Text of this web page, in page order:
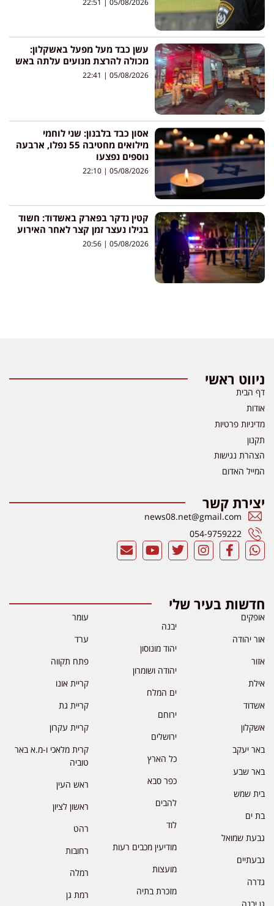
05/08/2026
עשן כבד מעל מפעל באשקלון:
מכולה להרצת מנועים עלתה באש
05/08/2026
אסון כבד בלבנון: שני לוחמי
מילואים מחטיבה 55 נפלו, ארבעה
נוספים נפצעו
05/08/2026
קטין נדקר בפארק באשדוד: חשוד
בגילו נעצר זמן קצר לאחר האירוע
05/08/2026
ניווט ראשי
דף הבית
אודות
מדיניות פרטיות
תקנון
הצהרת נגישות
המייל האדום
יצירת קשר
news08.net@gmail.com
054-9759222
חדשות בעיר שלי
אופקים
אור יהודה
אזור
אילת
אשדוד
אשקלון
באר יעקב
באר שבע
בית שמש
בת ים
גבעת שמואל
גבעתיים
גדרה
גן יבנה
יבנה
יהוד מונוסון
יהודה ושומרון
ים המלח
ירוחם
ירושלים
כל הארץ
כפר סבא
להבים
לוד
מודיעין מכבים רעות
מועצות
מזכרת בתיה
עומר
ערד
פתח תקווה
קריית אונו
קריית גת
קריית עקרון
קרית מלאכי ו-מ.א באר
טוביה
ראש העין
ראשון לציון
רהט
רחובות
רמלה
רמת גן